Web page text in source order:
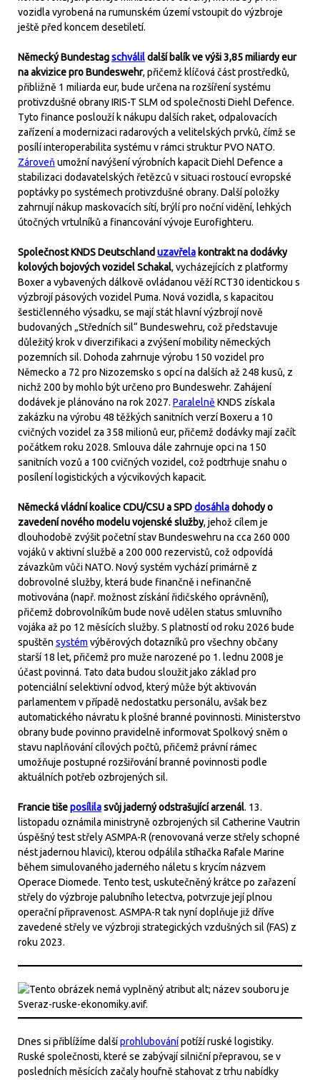
vozidla vyrobená na rumunském území vstoupit do výzbroje
ještě před koncem desetiletí.
Německý Bundestagschválildalší balík ve výši 3,85 miliardy eur
na akvizice pro Bundeswehr, přičemž klíčová část prostředků,
přibližně 1 miliarda eur, bude určena na rozšíření systému
protivzdušné obrany IRIS-T SLM od společnosti Diehl Defence.
Tyto finance poslouží k nákupu dalších raket, odpalovacích
zařízení a modernizaci radarových a velitelských prvků, čímž se
posílí interoperabilita systému v rámci struktur PVO NATO.
Zároveň umožní navýšení výrobních kapacit Diehl Defence a
stabilizaci dodavatelských řetězců v situaci rostoucí evropské
poptávky po systémech protivzdušné obrany. Další položky
zahrnují nákup maskovacích sítí, brýlí pro noční vidění, lehkých
útočných vrtulníků a financování vývoje Eurofighteru.
Společnost KNDS Deutschland uzavřela kontrakt na dodávky
kolových bojových vozidel Schakal, vycházejících z platformy
Boxer a vybavených dálkově ovládanou věží RCT30 identickou s
výzbrojí pásových vozidel Puma. Nová vozidla, s kapacitou
šestičlenného výsadku, se mají stát hlavní výzbrojí nově
budovaných „Středních sil“ Bundeswehru, což představuje
důležitý krok v diverzifikaci a zvýšení mobility německých
pozemních sil. Dohoda zahrnuje výrobu 150 vozidel pro
Německo a 72 pro Nizozemsko s opcí na dalších až 248 kusů, z
nichž 200 by mohlo být určeno pro Bundeswehr. Zahájení
dodávek je plánováno na rok 2027. Paralelně KNDS získala
zakázku na výrobu 48 těžkých sanitních verzí Boxeru a 10
cvičných vozidel za 358 milionů eur, přičemž dodávky mají začít
počátkem roku 2028. Smlouva dále zahrnuje opci na 150
sanitních vozů a 100 cvičných vozidel, což podtrhuje snahu o
posílení logistických a výcvikových kapacit.
Německá vládní koalice CDU/CSU a SPDdosáhladohody o
zavedení nového modelu vojenské služby, jehož cílem je
dlouhodobě zvýšit početní stav Bundeswehru na cca 260 000
vojáků v aktivní službě a 200 000 rezervistů, což odpovídá
závazkům vůči NATO. Nový systém vychází primárně z
dobrovolné služby, která bude finančně i nefinančně
motivována (např. možnost získání řidičského oprávnění),
přičemž dobrovolníkům bude nově udělen status smluvního
vojáka až po 12 měsících služby. S platností od roku 2026 bude
spuštěn systém výběrových dotazníků pro všechny občany
starší 18 let, přičemž pro muže narozené po 1. lednu 2008 je
účast povinná. Tato data budou sloužit jako základ pro
potenciální selektivní odvod, který může být aktivován
parlamentem v případě nedostatku personálu, avšak bez
automatického návratu k plošné branné povinnosti. Ministerstvo
obrany bude povinno pravidelně informovat Spolkový sněm o
stavu naplňování cílových počtů, přičemž právní rámec
umožňuje postupné rozšiřování branné povinnosti podle
aktuálních potřeb ozbrojených sil.
Francie tišeposílilasvůj jaderný odstrašující arzenál. 13.
listopadu oznámila ministryně ozbrojených sil Catherine Vautrin
úspěšný test střely ASMPA-R (renovovaná verze střely schopné
nést jadernou hlavici), kterou odpálila stíhačka Rafale Marine
během simulovaného jaderného náletu s krycím názvem
Operace Diomede. Tento test, uskutečněný krátce po zařazení
střely do výzbroje palubního letectva, potvrzuje její plnou
operační připravenost. ASMPA-R tak nyní doplňuje již dříve
zavedené střely ve výzbroji strategických vzdušných sil (FAS) z
roku 2023.
Dnes si přiblížíme dalšíprohlubovánípotíží ruské logistiky.
Ruské společnosti, které se zabývají silniční přepravou, se v
posledních měsících začaly houfně stahovat z trhu nabídky